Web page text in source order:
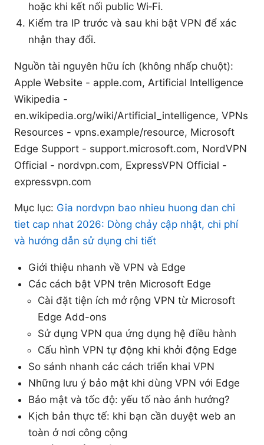
hoặc khi kết nối public Wi‑Fi.
Kiểm tra IP trước và sau khi bật VPN để xác
nhận thay đổi.
Nguồn tài nguyên hữu ích (không nhấp chuột):
Apple Website - apple.com, Artificial Intelligence
Wikipedia -
en.wikipedia.org/wiki/Artificial_intelligence, VPNs
Resources - vpns.example/resource, Microsoft
Edge Support - support.microsoft.com, NordVPN
Official - nordvpn.com, ExpressVPN Official -
expressvpn.com
Mục lục: Gia nordvpn bao nhieu huong dan chi
tiet cap nhat 2026: Dòng chảy cập nhật, chi phí
và hướng dẫn sử dụng chi tiết
Giới thiệu nhanh về VPN và Edge
Các cách bật VPN trên Microsoft Edge
Cài đặt tiện ích mở rộng VPN từ Microsoft
Edge Add-ons
Sử dụng VPN qua ứng dụng hệ điều hành
Cấu hình VPN tự động khi khởi động Edge
So sánh nhanh các cách triển khai VPN
Những lưu ý bảo mật khi dùng VPN với Edge
Bảo mật và tốc độ: yếu tố nào ảnh hưởng?
Kịch bản thực tế: khi bạn cần duyệt web an
toàn ở nơi công cộng